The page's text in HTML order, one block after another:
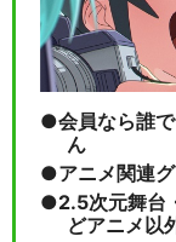
会員なら誰
ん
アニメ関連
2.5次元舞台
どアニメ以